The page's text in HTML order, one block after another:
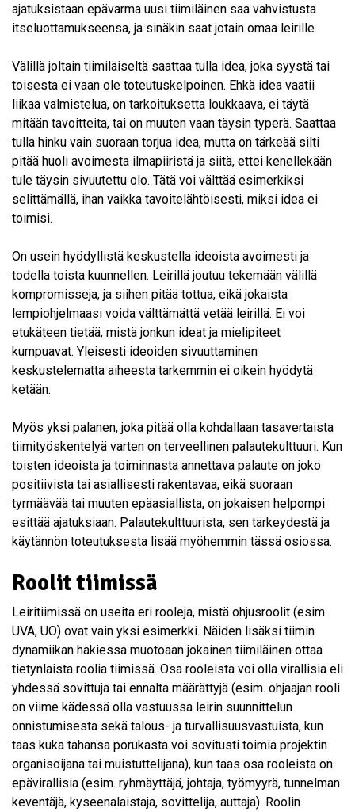
ajatuksistaan epävarma uusi tiimiläinen saa vahvistusta
itseluottamukseensa, ja sinäkin saat jotain omaa leirille.
Välillä joltain tiimiläiseltä saattaa tulla idea, joka syystä tai
toisesta ei vaan ole toteutuskelpoinen. Ehkä idea vaatii
liikaa valmistelua, on tarkoituksetta loukkaava, ei täytä
mitään tavoitteita, tai on muuten vaan täysin typerä. Saattaa
tulla hinku vain suoraan torjua idea, mutta on tärkeää silti
pitää huoli avoimesta ilmapiiristä ja siitä, ettei kenellekään
tule täysin sivuutettu olo. Tätä voi välttää esimerkiksi
selittämällä, ihan vaikka tavoitelähtöisesti, miksi idea ei
toimisi.
On usein hyödyllistä keskustella ideoista avoimesti ja
todella toista kuunnellen. Leirillä joutuu tekemään välillä
kompromisseja, ja siihen pitää tottua, eikä jokaista
lempiohjelmaasi voida välttämättä vetää leirillä. Ei voi
etukäteen tietää, mistä jonkun ideat ja mielipiteet
kumpuavat. Yleisesti ideoiden sivuuttaminen
keskustelematta aiheesta tarkemmin ei oikein hyödytä
ketään.
Myös yksi palanen, joka pitää olla kohdallaan tasavertaista
tiimityöskentelyä varten on terveellinen palautekulttuuri. Kun
toisten ideoista ja toiminnasta annettava palaute on joko
positiivista tai asiallisesti rakentavaa, eikä suoraan
tyrmäävää tai muuten epäasiallista, on jokaisen helpompi
esittää ajatuksiaan. Palautekulttuurista, sen tärkeydestä ja
käytännön toteutuksesta lisää myöhemmin tässä osiossa.
Roolit tiimissä
Leiritiimissä on useita eri rooleja, mistä ohjusroolit (esim.
UVA, UO) ovat vain yksi esimerkki. Näiden lisäksi tiimin
dynamiikan hakiessa muotoaan jokainen tiimiläinen ottaa
tietynlaista roolia tiimissä. Osa rooleista voi olla virallisia eli
yhdessä sovittuja tai ennalta määrättyjä (esim. ohjaajan rooli
on viime kädessä olla vastuussa leirin suunnittelun
onnistumisesta sekä talous- ja turvallisuusvastuista, kun
taas kuka tahansa porukasta voi sovitusti toimia projektin
organisoijana tai muistuttelijana), kun taas osa rooleista on
epävirallisia (esim. ryhmäyttäjä, johtaja, työmyyrä, tunnelman
keventäjä, kyseenalaistaja, sovittelija, auttaja). Roolin